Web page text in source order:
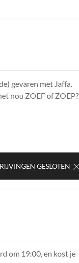
gevaren met Jaffa.
nou ZOEF of ZOEP?
GESLOTEN
om 19:00, en kost je